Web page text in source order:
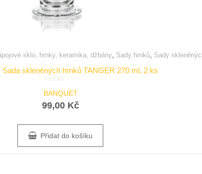
sklo, hrnky, keramika, džbány Sady hrnků Sady
Sada skleněných hrnků TANGER 270 ml, 2 ks
0
5
BANQUET
99,00 Kč
Přidat do košíku